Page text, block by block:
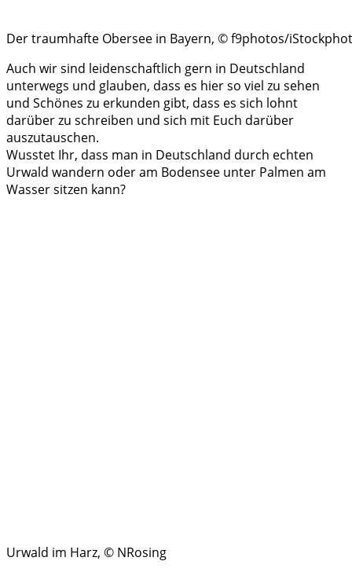
Der traumhafte Obersee in Bayern, © f9photos/
Auch wir sind leidenschaftlich gern in Deutschland
unterwegs und glauben, dass es hier so viel zu sehen
und Schönes zu erkunden gibt, dass es sich lohnt
darüber zu schreiben und sich mit Euch darüber
auszutauschen.
Wusstet Ihr, dass man in Deutschland durch echten
Urwald wandern oder am Bodensee unter Palmen am
Wasser sitzen kann?
Urwald im Harz, © NRosing